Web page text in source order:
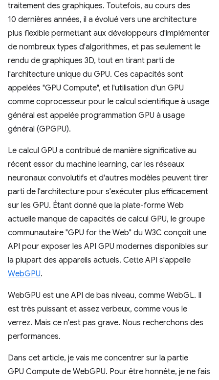
traitement des graphiques. Toutefois, au cours des
10 dernières années, il a évolué vers une architecture
plus flexible permettant aux développeurs d'implémenter
de nombreux types d'algorithmes, et pas seulement le
rendu de graphiques 3D, tout en tirant parti de
l'architecture unique du GPU. Ces capacités sont
appelées "GPU Compute", et l'utilisation d'un GPU
comme coprocesseur pour le calcul scientifique à usage
général est appelée programmation GPU à usage
général (GPGPU).
Le calcul GPU a contribué de manière significative au
récent essor du machine learning, car les réseaux
neuronaux convolutifs et d'autres modèles peuvent tirer
parti de l'architecture pour s'exécuter plus efficacement
sur les GPU. Étant donné que la plate-forme Web
actuelle manque de capacités de calcul GPU, le groupe
communautaire "GPU for the Web" du W3C conçoit une
API pour exposer les API GPU modernes disponibles sur
la plupart des appareils actuels. Cette API s'appelle
WebGPU.
WebGPU est une API de bas niveau, comme WebGL. Il
est très puissant et assez verbeux, comme vous le
verrez. Mais ce n'est pas grave. Nous recherchons des
performances.
Dans cet article, je vais me concentrer sur la partie
GPU Compute de WebGPU. Pour être honnête, je ne fais